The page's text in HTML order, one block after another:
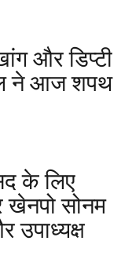
और डिप्टी
ने आज शपथ
के लिए
खेनपो सोनम